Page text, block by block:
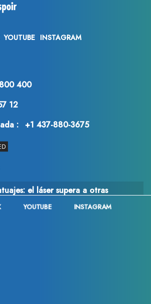
YOUTUBE INSTAGRAM
400
12
:
+1 437-880-3675
el láser supera a otras
YOUTUBE INSTAGRAM